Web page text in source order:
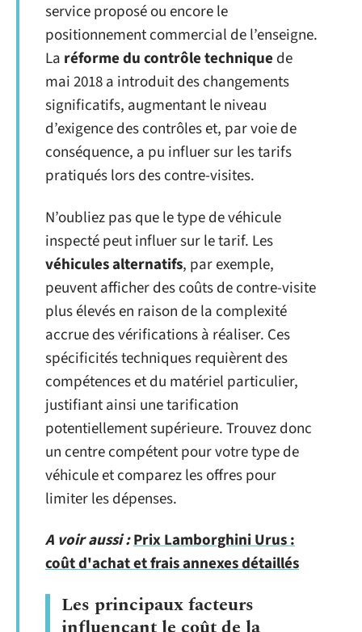
service proposé ou encore le
positionnement commercial de l’enseigne.
La réforme du contrôle technique de
mai 2018 a introduit des changements
significatifs, augmentant le niveau
d’exigence des contrôles et, par voie de
conséquence, a pu influer sur les tarifs
pratiqués lors des contre-visites.
N’oubliez pas que le type de véhicule
inspecté peut influer sur le tarif. Les
véhicules alternatifs, par exemple,
peuvent afficher des coûts de contre-visite
plus élevés en raison de la complexité
accrue des vérifications à réaliser. Ces
spécificités techniques requièrent des
compétences et du matériel particulier,
justifiant ainsi une tarification
potentiellement supérieure. Trouvez donc
un centre compétent pour votre type de
véhicule et comparez les offres pour
limiter les dépenses.
A voir aussi :Prix Lamborghini Urus :
coût d'achat et frais annexes détaillés
Les principaux facteurs